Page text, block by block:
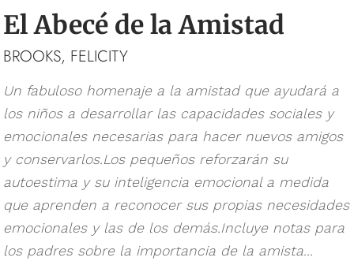
El Abecé de la Amistad
BROOKS, FELICITY
Un fabuloso homenaje a la amistad que ayudará a
los niños a desarrollar las capacidades sociales y
emocionales necesarias para hacer nuevos amigos
y conservarlos.Los pequeños reforzarán su
autoestima y su inteligencia emocional a medida
que aprenden a reconocer sus propias necesidades
emocionales y las de los demás.Incluye notas para
los padres sobre la importancia de la amista...